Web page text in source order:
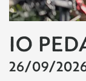
IO
26/09/